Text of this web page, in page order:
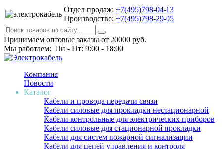
Отдел продаж: +7(495)798-04-13
Производство: +7(495)798-29-05
Принимаем оптовые заказы от 20000 руб.
Мы работаем: Пн - Пт: 9:00 - 18:00
Компания
Новости
Каталог
Кабели и провода передачи связи
Кабели силовые для прокладки нестационарной
Кабели контрольные для электрических приборов
Кабели силовые для стационарной прокладки
Кабели для систем пожарной сигнализации
Кабели для цепей управления и контроля